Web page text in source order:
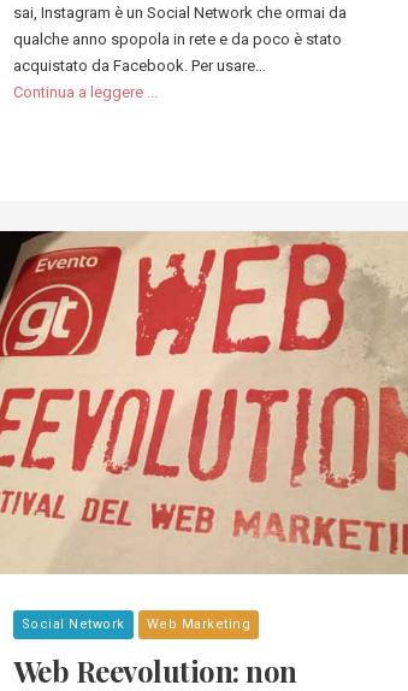
sai, Instagram è un Social Network che ormai da
qualche anno spopola in rete e da poco è stato
acquistato da Facebook. Per usare…
Continua a leggere ...
Social Network Web Marketing
Web Reevolution: non